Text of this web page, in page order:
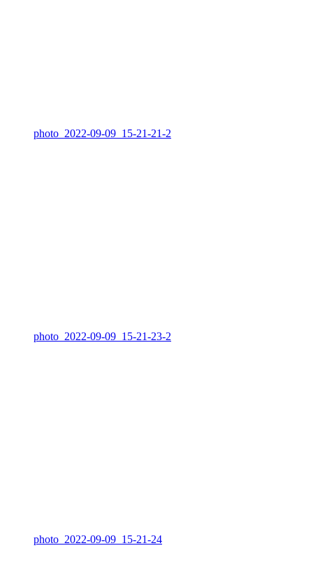
photo_2022-09-09_15-21-21-2
photo_2022-09-09_15-21-23-2
photo_2022-09-09_15-21-24